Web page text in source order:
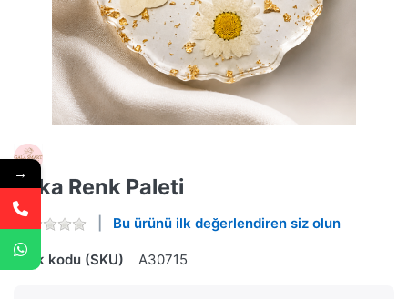
Mika Renk Paleti
Bu ürünü ilk değerlendiren siz olun
Stok kodu (SKU) A30715
→